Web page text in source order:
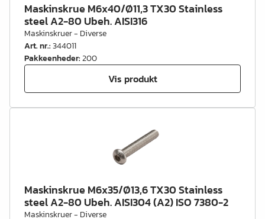
Maskinskrue M6x40/Ø11,3 TX30 Stainless
steel A2-80 Ubeh. AISI316
Maskinskruer - Diverse
Art. nr.:344011
Pakkeenheder:200
Vis produkt
Maskinskrue M6x35/Ø13,6 TX30 Stainless
steel A2-80 Ubeh. AISI304 (A2) ISO 7380-2
Maskinskruer - Diverse